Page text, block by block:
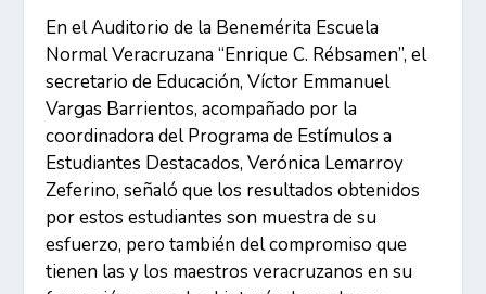
En el Auditorio de la Benemérita Escuela
Normal Veracruzana “Enrique C. Rébsamen”, el
secretario de Educación, Víctor Emmanuel
Vargas Barrientos, acompañado por la
coordinadora del Programa de Estímulos a
Estudiantes Destacados, Verónica Lemarroy
Zeferino, señaló que los resultados obtenidos
por estos estudiantes son muestra de su
esfuerzo, pero también del compromiso que
tienen las y los maestros veracruzanos en su